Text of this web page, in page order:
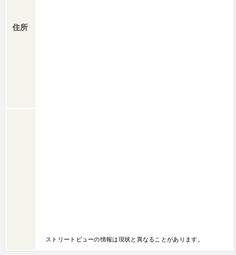
住所
ストリートビューの情報は現状と異なることがあります。